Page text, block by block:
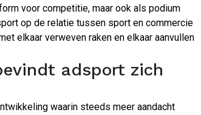
voor competitie, maar ook als podium
op de relatie tussen sport en commercie
elkaar verweven raken en elkaar aanvullen
adsport zich
waarin steeds meer aandacht